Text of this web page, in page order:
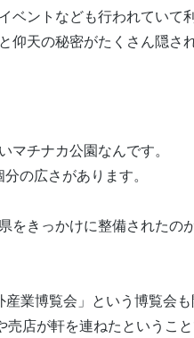
ベントなども行われていて
仰天の秘密がたくさん隠さ
マチナカ公園なんです。
の広さがあります。
をきっかけに整備されたの
業博覧会」という博覧会
店が軒を連ねたということ